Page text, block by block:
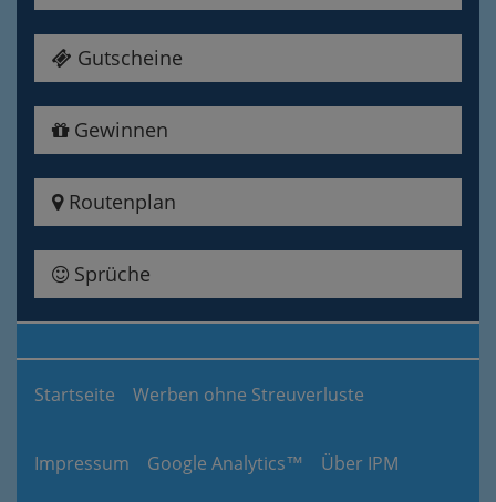
Gutscheine
Gewinnen
Routenplan
Sprüche
Startseite Werben ohne Streuverluste
Impressum Google Analytics™ Über IPM